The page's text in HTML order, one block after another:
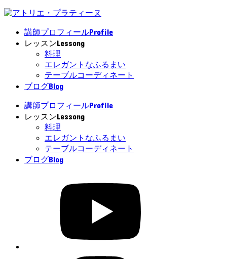
講師プロフィールProfile
レッスンLessong
料理
エレガントなふるまい
テーブルコーディネート
ブログBlog
講師プロフィールProfile
レッスンLessong
料理
エレガントなふるまい
テーブルコーディネート
ブログBlog